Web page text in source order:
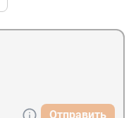
Отправить